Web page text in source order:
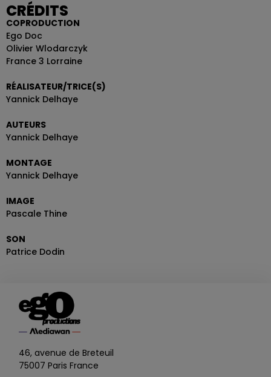
CRÉDITS
COPRODUCTION
Ego Doc
Olivier Wlodarczyk
France 3 Lorraine
RÉALISATEUR/TRICE(S)
Yannick Delhaye
AUTEURS
Yannick Delhaye
MONTAGE
Yannick Delhaye
IMAGE
Pascale Thine
SON
Patrice Dodin
46, avenue de Breteuil
75007 Paris France